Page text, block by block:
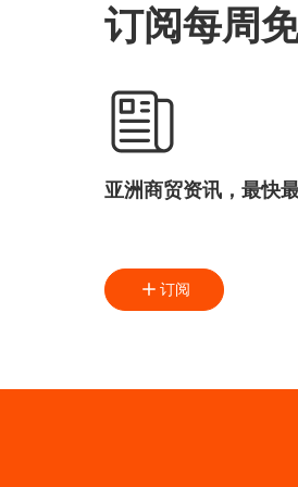
订阅每周
亚洲商贸资讯，最快
订阅